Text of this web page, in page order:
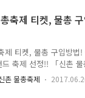
촌에 불시착한 외계인
'물의 여신'을 납치한
선포하고 축제가 시
~ 7. 30.(일) / 10:..
축제 티켓, 물총
제 티켓, 물총 구입방
드 축제 선정!! 「신촌
데요.. 두렵지 않아요!
가 ▲ 신촌 물총축제 티
촌 물총축제